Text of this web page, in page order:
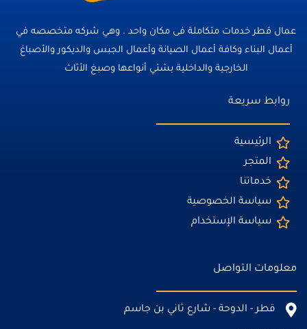
عمال قطر خدمات متكاملة فى مكان واحد . وهي شركه متخصصه في
أعمال البناء وكافة أعمال الصيانة وأعمال الجبس والديكور والأصباغ
الخارجية والداخلية بشتي أنواعها وصبغ الأثاث
روابط سريعة
الرئيسية
المتجر
خدماتنا
سياسة الخصوصية
سياسة الإستخدام
معلومات التواصل
قطر - الدوحة - شارع ثاني بن جاسم